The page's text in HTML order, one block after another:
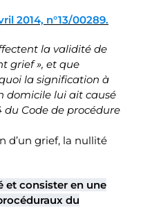
2014, n°13/00289.
la validité de
grief », et que
la signification à
domicile lui ait causé
du Code de procédure
d’un grief, la nullité
et consister en une
du